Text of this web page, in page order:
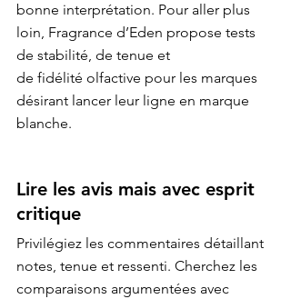
bonne interprétation. Pour aller plus
loin, Fragrance d’Eden propose tests
de stabilité, de tenue et
de fidélité olfactive pour les marques
désirant lancer leur ligne en marque
blanche
Lire les avis mais avec esprit
critique
Privilégiez les commentaires détaillant
notes, tenue et ressenti. Cherchez les
comparaisons argumentées avec